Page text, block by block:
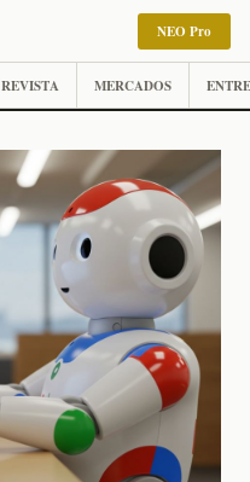
NEO Pro
REVISTA MERCADOS